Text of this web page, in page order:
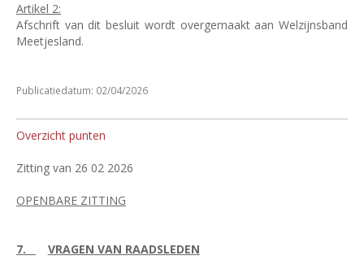
Artikel 2:
Afschrift van dit besluit wordt overgemaakt aan Welzijnsband
Meetjesland.
Publicatiedatum: 02/04/2026
Overzicht punten
Zitting van 26 02 2026
OPENBARE ZITTING
7. VRAGEN VAN RAADSLEDEN